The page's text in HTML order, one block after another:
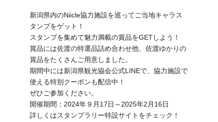
新潟県内のNiicle協力施設を巡ってご当地キャラス
タンプをゲット！
スタンプを集めて魅力満載の賞品をGETしよう！
賞品には佐渡の特選品詰め合わせ他、佐渡ゆかりの
賞品をたくさんご用意しました。
期間中には新潟県観光協会公式LINEで、協力施設で
使える特別クーポンも配信中！
ぜひご参加ください。
開催期間：2024年９月17日～2025年2月16日
詳しくはスタンプラリー特設サイトをチェック！